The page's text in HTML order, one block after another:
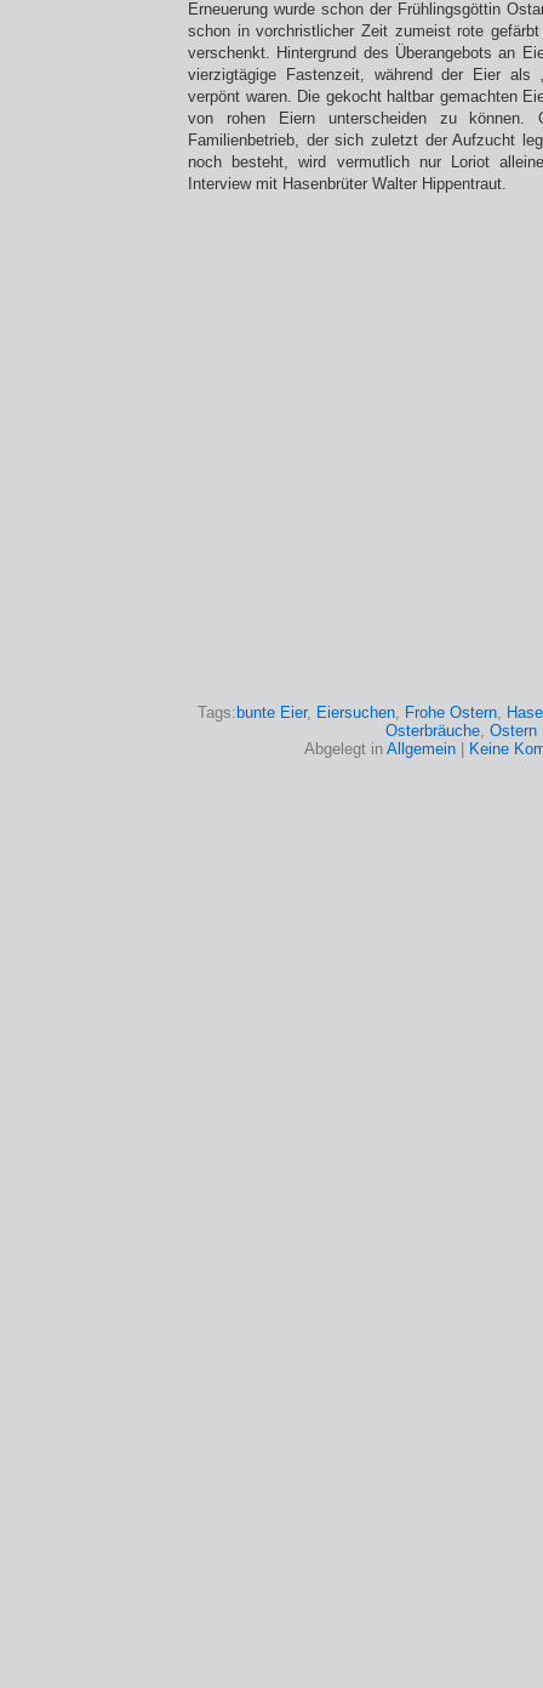
Erneuerung wurde schon der Frühlingsgöttin
schon in vorchristlicher Zeit zumeist rote
verschenkt. Hintergrund des Überangebots an
vierzigtägige Fastenzeit, während der Eier als
verpönt waren. Die gekocht haltbar gemachten
von rohen Eiern unterscheiden zu können.
Familienbetrieb, der sich zuletzt der Aufzucht
noch besteht, wird vermutlich nur Loriot
Interview mit Hasenbrüter Walter Hippentraut.
Tags: bunte Eier, Eiersuchen, Frohe Ostern,
Osterbräuche, Ostern
Abgelegt in Allgemein Keine